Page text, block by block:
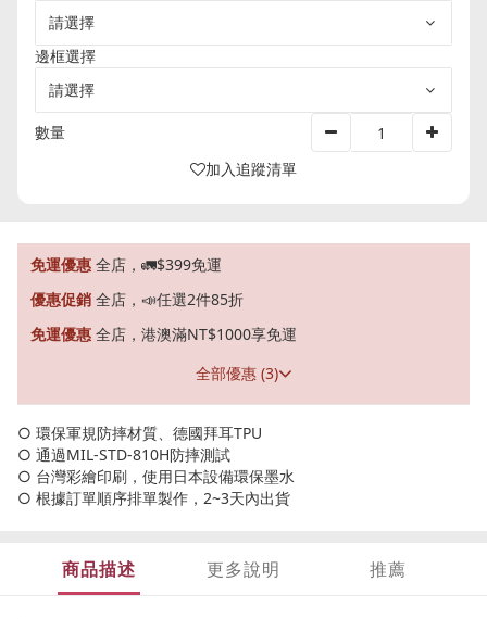
邊框選擇
數量
加入追蹤清單
免運優惠 全店，🚛$399免運
優惠促銷 全店，📣任選2件85折
免運優惠 全店，港澳滿NT$1000享免運
全部優惠 (3)
○ 環保軍規防摔材質、德國拜耳TPU
○ 通過MIL-STD-810H防摔測試
○ 台灣彩繪印刷，使用日本設備環保墨水
○ 根據訂單順序排單製作，2~3天內出貨
商品描述 更多說明 推薦